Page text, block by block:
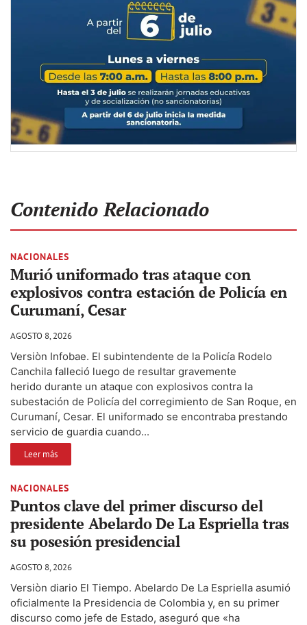
Contenido Relacionado
NACIONALES
Murió uniformado tras ataque con
explosivos contra estación de Policía en
Curumaní, Cesar
AGOSTO 8, 2026
Versiòn Infobae. El subintendente de la Policía Rodelo
Canchila falleció luego de resultar gravemente
herido durante un ataque con explosivos contra la
subestación de Policía del corregimiento de San Roque, en
Curumaní, Cesar. El uniformado se encontraba prestando
servicio de guardia cuando...
Leer más
NACIONALES
Puntos clave del primer discurso del
presidente Abelardo De La Espriella tras
su posesión presidencial
AGOSTO 8, 2026
Versiòn diario El Tiempo. Abelardo De La Espriella asumió
oficialmente la Presidencia de Colombia y, en su primer
discurso como jefe de Estado, aseguró que «ha